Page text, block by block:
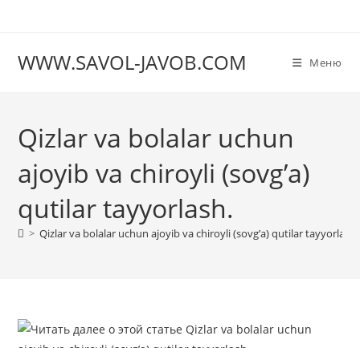
WWW.SAVOL-JAVOB.COM Меню
Qizlar va bolalar uchun
ajoyib va chiroyli (sovg’a)
qutilar tayyorlash.
> Qizlar va bolalar uchun ajoyib va chiroyli (sovg’a) qutilar tayyorlash.